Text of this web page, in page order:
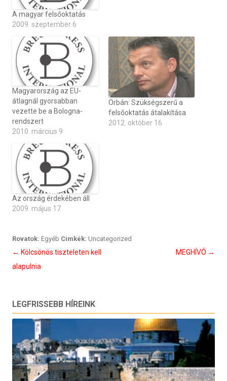
A magyar felsőoktatás
2009. szeptember 6
Magyarország az EU-
átlagnál gyorsabban
vezette be a Bologna-
rendszert
2010. március 9
Orbán: Szükségszerű a
felsőoktatás átalakítása
2012. október 16
Az ország érdekében áll
2009. május 17
Rovatok: Egyéb Cimkék: Uncategorized
Bejegyzés
navigáció
← Kölcsönös tiszteleten kell
alapulnia
MEGHÍVÓ →
LEGFRISSEBB HÍREINK